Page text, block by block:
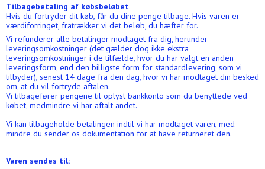
Tilbagebetaling af købsbeløbet
Hvis du fortryder dit køb, får du dine penge tilbage. Hvis varen er
værdiforringet, fratrækker vi det beløb, du hæfter for.
Vi refunderer alle betalinger modtaget fra dig, herunder
leveringsomkostninger (det gælder dog ikke ekstra
leveringsomkostninger i de tilfælde, hvor du har valgt en anden
leveringsform, end den billigste form for standardlevering, som vi
tilbyder), senest 14 dage fra den dag, hvor vi har modtaget din besked
om, at du vil fortryde aftalen.
Vi tilbagefører pengene til oplyst bankkonto som du benyttede ved
købet, medmindre vi har aftalt andet.
Vi kan tilbageholde betalingen indtil vi har modtaget varen, med
mindre du sender os dokumentation for at have returneret den.
Varen sendes til: